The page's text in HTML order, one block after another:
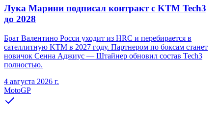
Лука Марини подписал контракт с KTM Tech3
до 2028
Брат Валентино Росси уходит из HRC и перебирается в
сателлитную KTM в 2027 году. Партнером по боксам станет
новичок Сенна Аджиус — Штайнер обновил состав Tech3
полностью.
4 августа 2026 г.
MotoGP